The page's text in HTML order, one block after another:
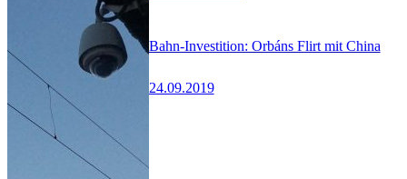
Bahn-Investition: Orbáns Flirt mit China
24.09.2019